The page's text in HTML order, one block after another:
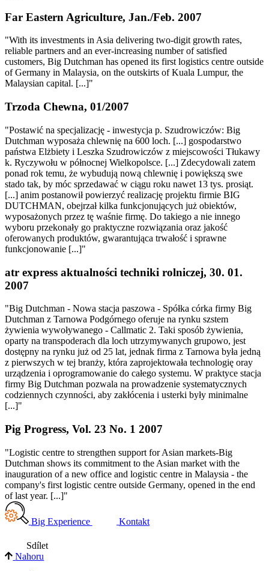
Far Eastern Agriculture, Jan./Feb. 2007
"With its investments in Asia delivering two-digit growth rates,
reliable partners and an ever-increasing number of satisfied
customers, Big Dutchman has opened its first logistics centre outside
of Germany in Malaysia, on the outskirts of Kuala Lumpur, the
Malaysian capital. [...]"
Trzoda Chewna, 01/2007
"Postawić na specjalizację - inwestycja p. Szudrowiczów: Big
Dutchman wyposaża chlewnię na 600 loch. [...] gospodarstwo
państwa Elżbiety i Leszka Szudrowiczów z miejscowości Tłukawy
k. Ryczywołu w północnej Wielkopolsce. [...] Zdecydowali zatem
ponad rok temu, że wybudują nową chlewnię i powiększą swe
stado tak, by móc sprzedawać w ciągu roku nawet 13 tys. prosiąt.
[...] anim postanowił powierzyć realizację projektu firmie BIG
DUTCHMAN, obejrzał kilka funkcjonujących już obiektów,
wyposażonych przez tę waśnie firmę. Do takiego a nie innego
wyboru przekonały go praktyczne rozwiązania oraz jakość
oferowanych produktów, gwarantująca trwałość i sprawne
funkcjonowanie [...]"
atr express aktualności techniki rolniczej, 30. 01.
2007
"Big Dutchman - Nowa stacja paszowa - Spółka córka firmy Big
Dutchman z Tarnowa Podgórnego oferuje na rynku szstem
żywienia wywoływanego - Callmatic 2. Taki sposób żywienia,
oparty na transpoderach dla loch utrzymywanych grupowo, jest
dostępny na rynku już od 25 lat, jednak firma z Tarnowa była jedną
z pierwszych w tej branży, która zaprojektowała technologię oray
urządzenia i oprogramowanie do całego systemu. W praktyce stacja
firmy Big Dutchman pozwala na prowadzenie systematycznych
codziennych czynności, aby zakłócenia i usterki były minimalne
[...]"
Pig Progress, Vol. 23 No. 1 2007
"Logistic centre to strengthen support for Asian markets-Big
Dutchman shows its commitment to the Asian market with the
inauguration of a new office and logistic centre in Malaysia - the
company's first logistic centre outside Germany, opened in the end
of last year. [...]"
Big Experience Kontakt
Sdílet
Nahoru